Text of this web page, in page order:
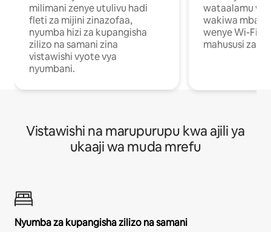
milimani zenye utulivu hadi
fleti za mijini zinazofaa,
nyumba hizi za kupangisha
zilizo na samani zina
vistawishi vyote vya
nyumbani.
wataalamu
wakiwa mbali
wenye Wi-Fi
mahususi za
Vistawishi na marupurupu kwa ajili ya
ukaaji wa muda mrefu
Nyumba za kupangisha zilizo na samani